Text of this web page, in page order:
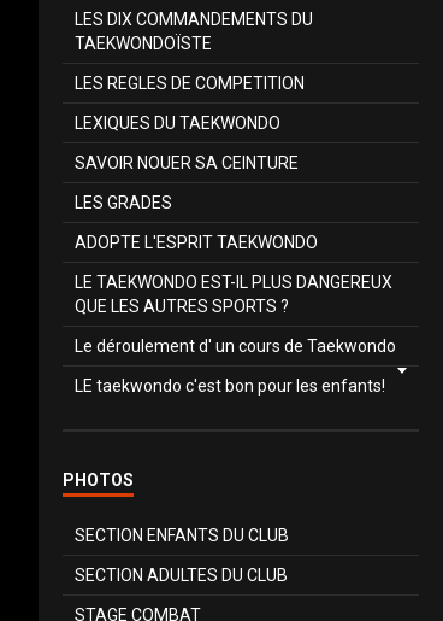
LES DIX COMMANDEMENTS DU
TAEKWONDOÏSTE
LES REGLES DE COMPETITION
LEXIQUES DU TAEKWONDO
SAVOIR NOUER SA CEINTURE
LES GRADES
ADOPTE L'ESPRIT TAEKWONDO
LE TAEKWONDO EST-IL PLUS DANGEREUX
QUE LES AUTRES SPORTS ?
Le déroulement d' un cours de Taekwondo
LE taekwondo c'est bon pour les enfants!
PHOTOS
SECTION ENFANTS DU CLUB
SECTION ADULTES DU CLUB
STAGE COMBAT